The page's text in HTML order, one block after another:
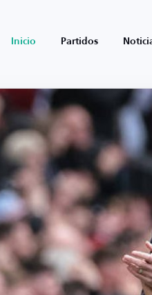
Inicio Partidos